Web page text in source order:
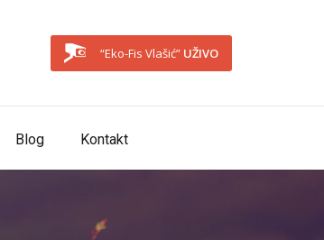
“Eko-Fis Vlašić” UŽIVO
Blog Kontakt